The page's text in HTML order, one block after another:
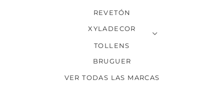
REVETÓN
XYLADECOR
TOLLENS
BRUGUER
VER TODAS LAS MARCAS